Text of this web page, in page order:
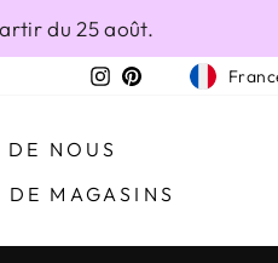
du 25 août.
Instagram
Pinterest
NOUS
MAGASINS